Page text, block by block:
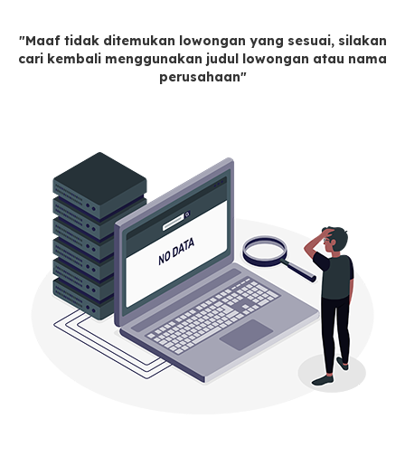
"Maaf tidak ditemukan lowongan yang sesuai, silakan
cari kembali menggunakan judul lowongan atau nama
perusahaan"